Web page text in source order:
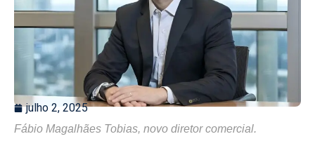
julho 2, 2025
Fábio Magalhães Tobias, novo diretor comercial.